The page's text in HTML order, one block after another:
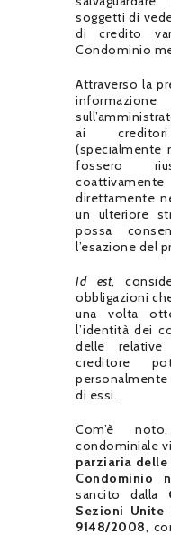
soggetti di
di credito
Condominio
Attraverso la
ai
(specialmente
fossero
direttamente
un ulteriore
possa
l’esazione del
Id est,
obbligazioni
una volta
l’identità dei
delle
creditore
di essi.
Com’è
condominiale
parziaria
Condominio
sancito dalla
Sezioni Unite
9148/2008,